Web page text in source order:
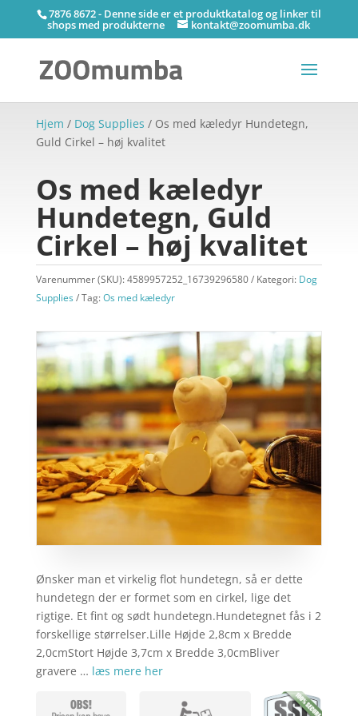
7876 8672 - Denne side er et produktkatalog og linker til
shops med produkterne kontakt@zoomumba.dk
Hjem / Dog Supplies / Os med kæledyr Hundetegn,
Guld Cirkel – høj kvalitet
Os med kæledyr
Hundetegn, Guld
Cirkel – høj kvalitet
Varenummer (SKU):4589957252_16739296580 Kategori: Dog
Supplies
Tag:Os med kæledyr
Ønsker man et virkelig flot hundetegn, så er dette
hundetegn der er formet som en cirkel, lige det
rigtige. Et fint og sødt hundetegn.Hundetegnet fås i 2
forskellige størrelser.Lille Højde 2,8cm x Bredde
2,0cmStort Højde 3,7cm x Bredde 3,0cmBliver
gravere … læs mere her